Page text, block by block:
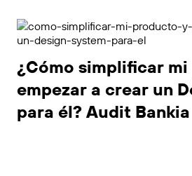
¿Cómo simplificar
empezar a crear un
para él? Audit Bankia